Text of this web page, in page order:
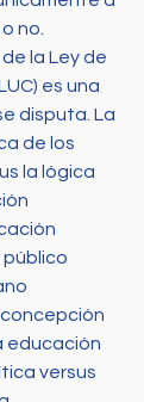
no.
la Ley de
es una
disputa. La
de los
la lógica
educación
versus